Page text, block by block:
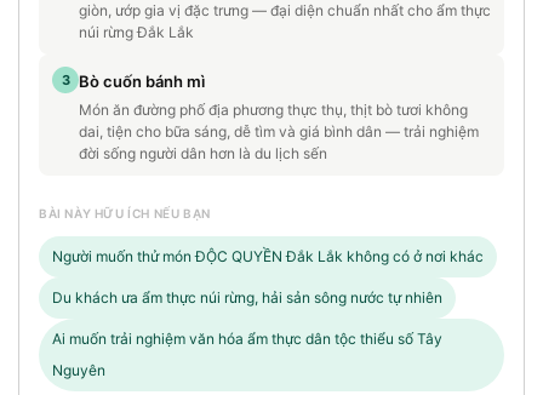
giòn, ướp gia vị đặc trưng — đại diện chuẩn nhất cho ẩm thực
núi rừng Đắk Lắk
3 Bò cuốn bánh mì
Món ăn đường phố địa phương thực thụ, thịt bò tươi không
dai, tiện cho bữa sáng, dễ tìm và giá bình dân — trải nghiệm
đời sống người dân hơn là du lịch sến
BÀI NÀY HỮU ÍCH NẾU BẠN
Người muốn thử món ĐỘC QUYỀN Đắk Lắk không có ở nơi khác
Du khách ưa ẩm thực núi rừng, hải sản sông nước tự nhiên
Ai muốn trải nghiệm văn hóa ẩm thực dân tộc thiểu số Tây
Nguyên